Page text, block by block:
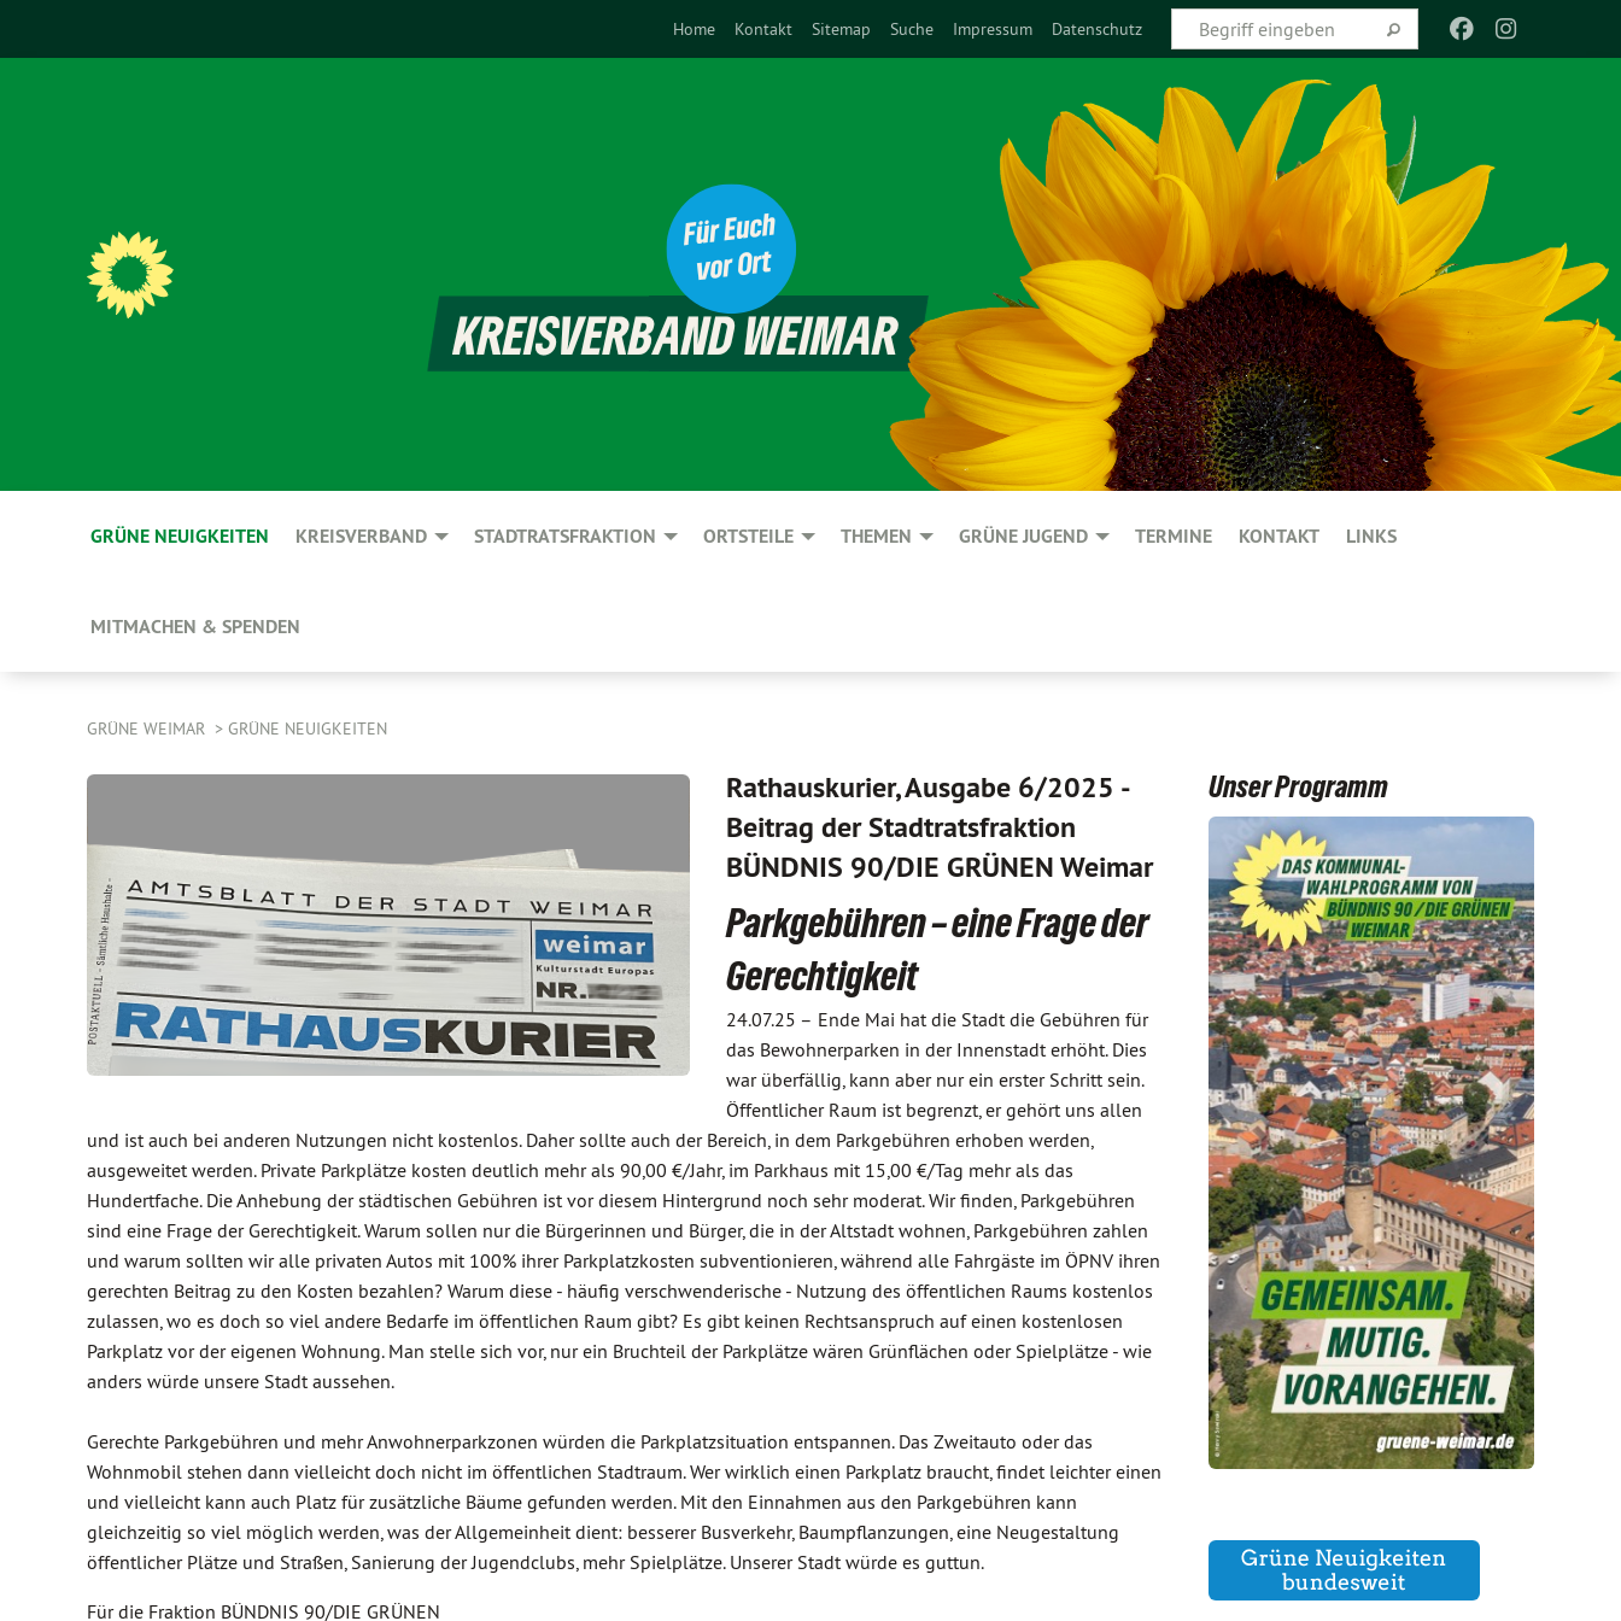
Home Kontakt Sitemap Suche Impressum Datenschutz
GRÜNE NEUIGKEITEN KREISVERBAND STADTRATSFRAKTION ORTSTEILE THEMEN GRÜNE JUGEND TERMINE KONTAKT LINKS
MITMACHEN & SPENDEN
GRÜNE WEIMAR GRÜNE NEUIGKEITEN
Rathauskurier, Ausgabe 6/2025 -
Beitrag der Stadtratsfraktion
BÜNDNIS 90/DIE GRÜNEN Weimar
Parkgebühren – eine Frage der
Gerechtigkeit
24.07.25 – Ende Mai hat die Stadt die Gebühren für
das Bewohnerparken in der Innenstadt erhöht. Dies
war überfällig, kann aber nur ein erster Schritt sein.
Öffentlicher Raum ist begrenzt, er gehört uns allen
und ist auch bei anderen Nutzungen nicht kostenlos. Daher sollte auch der Bereich, in dem Parkgebühren erhoben werden,
ausgeweitet werden. Private Parkplätze kosten deutlich mehr als 90,00 €/Jahr, im Parkhaus mit 15,00 €/Tag mehr als das
Hundertfache. Die Anhebung der städtischen Gebühren ist vor diesem Hintergrund noch sehr moderat. Wir finden, Parkgebühren
sind eine Frage der Gerechtigkeit. Warum sollen nur die Bürgerinnen und Bürger, die in der Altstadt wohnen, Parkgebühren zahlen
und warum sollten wir alle privaten Autos mit 100% ihrer Parkplatzkosten subventionieren, während alle Fahrgäste im ÖPNV ihren
gerechten Beitrag zu den Kosten bezahlen? Warum diese - häufig verschwenderische - Nutzung des öffentlichen Raums kostenlos
zulassen, wo es doch so viel andere Bedarfe im öffentlichen Raum gibt? Es gibt keinen Rechtsanspruch auf einen kostenlosen
Parkplatz vor der eigenen Wohnung. Man stelle sich vor, nur ein Bruchteil der Parkplätze wären Grünflächen oder Spielplätze - wie
anders würde unsere Stadt aussehen.
Gerechte Parkgebühren und mehr Anwohnerparkzonen würden die Parkplatzsituation entspannen. Das Zweitauto oder das
Wohnmobil stehen dann vielleicht doch nicht im öffentlichen Stadtraum. Wer wirklich einen Parkplatz braucht, findet leichter einen
und vielleicht kann auch Platz für zusätzliche Bäume gefunden werden. Mit den Einnahmen aus den Parkgebühren kann
gleichzeitig so viel möglich werden, was der Allgemeinheit dient: besserer Busverkehr, Baumpflanzungen, eine Neugestaltung
öffentlicher Plätze und Straßen, Sanierung der Jugendclubs, mehr Spielplätze. Unserer Stadt würde es guttun.
Für die Fraktion BÜNDNIS 90/DIE GRÜNEN
Unser Programm